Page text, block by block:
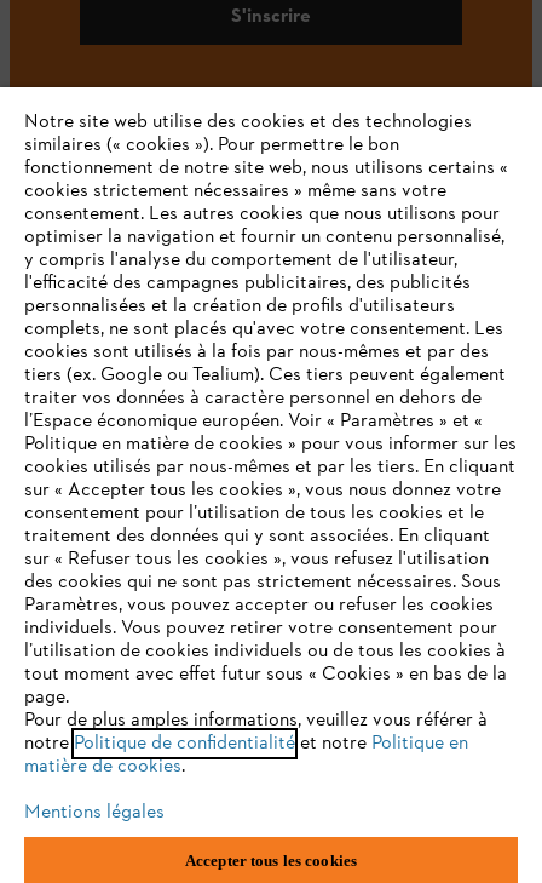
S'inscrire
#STIHL
L'Entreprise
STIHL FAQ
Contact
Politique de protection des données
Mentions légales Utilisation des cookies
ANDREAS STIHL NV, Veurtstraat 117, 2870 Puurs-Sint-Amands,
VOTRE NAVIGATEUR INTERNET
N'EST PLUS PRIS EN CHARGE
Vous utilisez un navigateur Internet que nous ne prenons plus
en charge, et certaines fonctionnalités de notre site ne
peuvent fonctionner correctement. Pour une utilisation
optimale de notre site, nous vous recommandons de passer à
l'un des navigateurs suivants :
firefox chrome
Notre site web utilise des cookies et des technologies
similaires (« cookies »). Pour permettre le bon
fonctionnement de notre site web, nous utilisons certains «
cookies strictement nécessaires » même sans votre
consentement. Les autres cookies que nous utilisons pour
optimiser la navigation et fournir un contenu personnalisé,
y compris l'analyse du comportement de l'utilisateur,
l'efficacité des campagnes publicitaires, des publicités
personnalisées et la création de profils d'utilisateurs
complets, ne sont placés qu'avec votre consentement. Les
cookies sont utilisés à la fois par nous-mêmes et par des
tiers (ex. Google ou Tealium). Ces tiers peuvent également
traiter vos données à caractère personnel en dehors de
l’Espace économique européen. Voir « Paramètres » et «
Politique en matière de cookies » pour vous informer sur les
cookies utilisés par nous-mêmes et par les tiers. En cliquant
sur « Accepter tous les cookies », vous nous donnez votre
consentement pour l’utilisation de tous les cookies et le
traitement des données qui y sont associées. En cliquant
sur « Refuser tous les cookies », vous refusez l'utilisation
des cookies qui ne sont pas strictement nécessaires. Sous
Paramètres, vous pouvez accepter ou refuser les cookies
individuels. Vous pouvez retirer votre consentement pour
l’utilisation de cookies individuels ou de tous les cookies à
tout moment avec effet futur sous « Cookies » en bas de la
page.
Pour de plus amples informations, veuillez vous référer à
notre Politique de confidentialitéet notre Politique en
matière de cookies.
Mentions légales
Accepter tous les cookies